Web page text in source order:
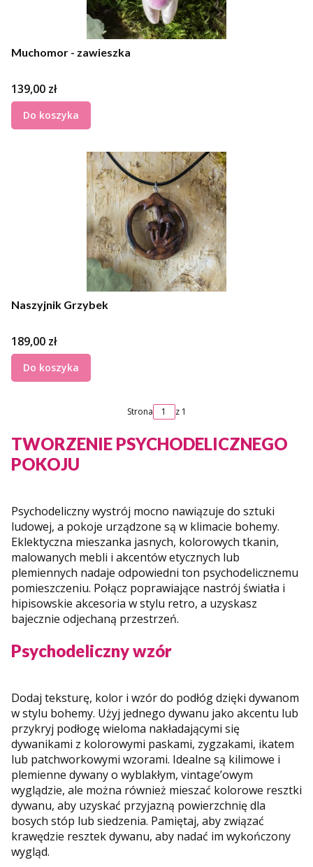
Muchomor - zawieszka
Cena
139,00 zł
Do koszyka
Naszyjnik Grzybek
Cena
189,00 zł
Do koszyka
Strona z 1
TWORZENIE PSYCHODELICZNEGO
POKOJU
Psychodeliczny wystrój mocno nawiązuje do sztuki
ludowej, a pokoje urządzone są w klimacie bohemy.
Eklektyczna mieszanka jasnych, kolorowych tkanin,
malowanych mebli i akcentów etycznych lub
plemiennych nadaje odpowiedni ton psychodelicznemu
pomieszczeniu. Połącz poprawiające nastrój światła i
hipisowskie akcesoria w stylu retro, a uzyskasz
bajecznie odjechaną przestrzeń.
Psychodeliczny wzór
Dodaj teksturę, kolor i wzór do podłóg dzięki dywanom
w stylu bohemy. Użyj jednego dywanu jako akcentu lub
przykryj podłogę wieloma nakładającymi się
dywanikami z kolorowymi paskami, zygzakami, ikatem
lub patchworkowymi wzorami. Idealne są kilimowe i
plemienne dywany o wyblakłym, vintage’owym
wyglądzie, ale można również mieszać kolorowe resztki
dywanu, aby uzyskać przyjazną powierzchnię dla
bosych stóp lub siedzenia. Pamiętaj, aby związać
krawędzie resztek dywanu, aby nadać im wykończony
wygląd.